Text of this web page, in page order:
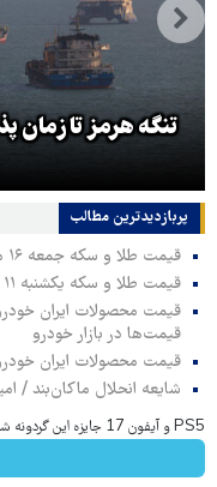
تنگه هرمز تا زمان
پربازدیدترین‌ مطالب
قیمت طلا و سکه جمعه ۱۶ مرداد ۱۴۰۵/ طلای ۱۸ عیار امروز چند؟
قیمت طلا و سکه یکشنبه ۱۱ مرداد ۱۴۰۵/ ریزش سنگین سکه امامی
قیمت‌ها در بازار خودرو
قیمت محصولات ایران خودرو یکشنبه ۱۸ مرداد
شایعه انحلال ماکان‌بند /
PS5 و آیفون 17 جایزه این گردونه شانس 😍